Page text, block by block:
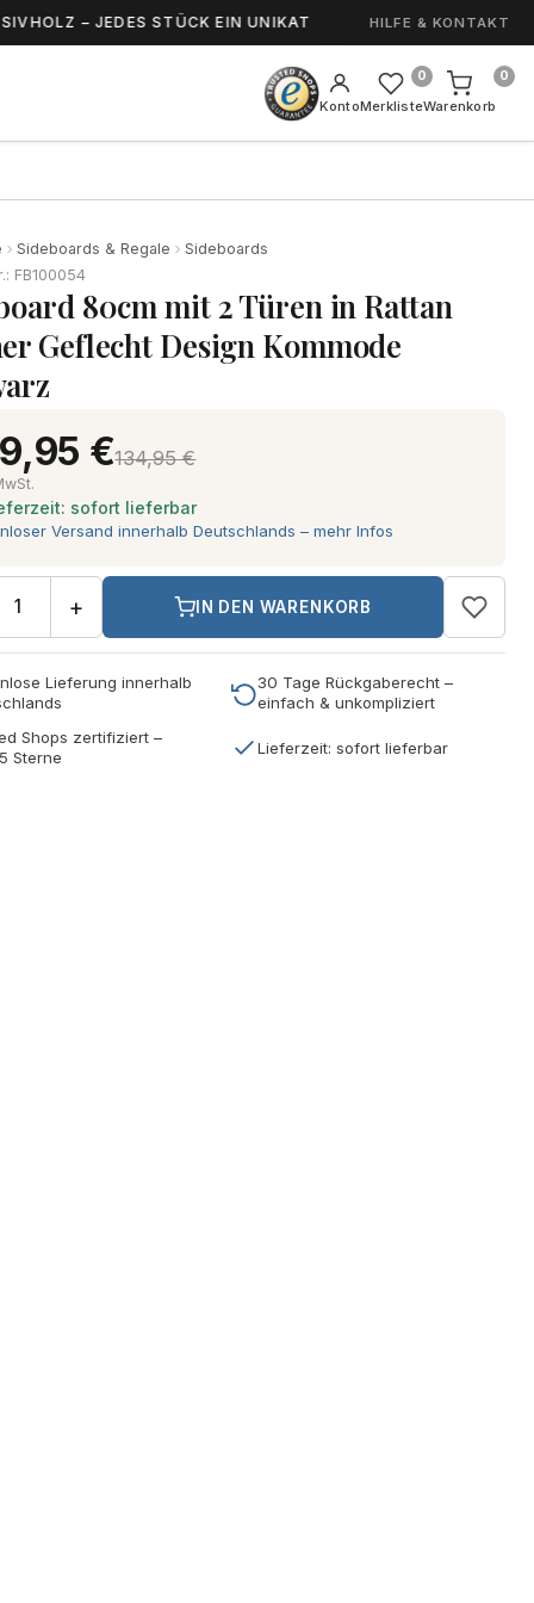
– JEDES STÜCK EIN UNIKAT HILFE & KONTAKT
KontoMerkliste
0
Warenkorb
0
Sideboards & Regale
Sideboards
FB100054
80cm mit 2 Türen in Rattan
Geflecht Design Kommode
€134,95 €
sofort lieferbar
Versand innerhalb Deutschlands – mehr Infos
+ IN DEN WARENKORB
Lieferung innerhalb
30 Tage Rückgaberecht –
einfach & unkompliziert
Shops zertifiziert –
Sterne
Lieferzeit: sofort lieferbar